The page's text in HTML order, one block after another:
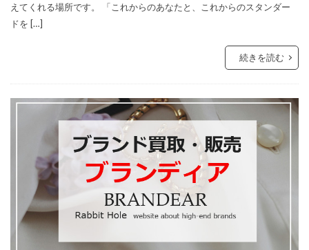
えてくれる場所です。 「これからのあなたと、これからのスタンダー
ドを […]
続きを読む